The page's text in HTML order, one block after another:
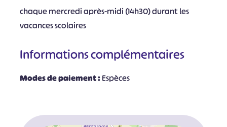
chaque mercredi après-midi (14h30) durant les
vacances scolaires
Informations complémentaires
Modes de paiement :Espèces